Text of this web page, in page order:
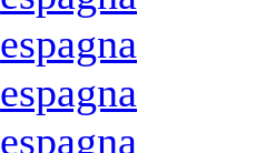
espagna
espagna
espagna